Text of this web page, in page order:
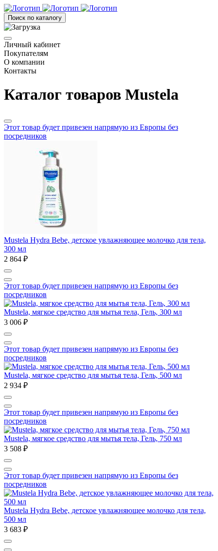
Поиск по каталогу
Личный кабинет
Покупателям
О компании
Контакты
Каталог товаров Mustela
Этот товар будет привезен напрямую из Европы без
посредников
Mustela Hydra Bebe, детское увлажняющее молочко для тела,
300 мл
2 864 ₽
Этот товар будет привезен напрямую из Европы без
посредников
Mustela, мягкое средство для мытья тела, Гель, 300 мл
3 006 ₽
Этот товар будет привезен напрямую из Европы без
посредников
Mustela, мягкое средство для мытья тела, Гель, 500 мл
2 934 ₽
Этот товар будет привезен напрямую из Европы без
посредников
Mustela, мягкое средство для мытья тела, Гель, 750 мл
3 508 ₽
Этот товар будет привезен напрямую из Европы без
посредников
Mustela Hydra Bebe, детское увлажняющее молочко для тела,
500 мл
3 683 ₽